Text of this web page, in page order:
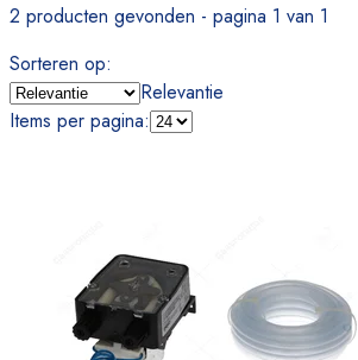
2 producten gevonden - pagina 1 van 1
Sorteren op:
Relevantie
Items per pagina: